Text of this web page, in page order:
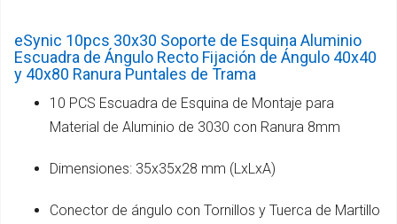
eSynic 10pcs 30x30 Soporte de Esquina Aluminio
Escuadra de Ángulo Recto Fijación de Ángulo 40x40
y 40x80 Ranura Puntales de Trama
10 PCS Escuadra de Esquina de Montaje para
Material de Aluminio de 3030 con Ranura 8mm
Dimensiones: 35x35x28 mm (LxLxA)
Conector de ángulo con Tornillos y Tuerca de Martillo